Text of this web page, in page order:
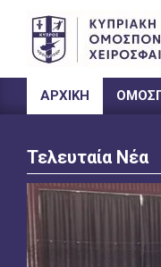
CHF
ΑΡΧΙΚΗ
Τελευταία Νέα